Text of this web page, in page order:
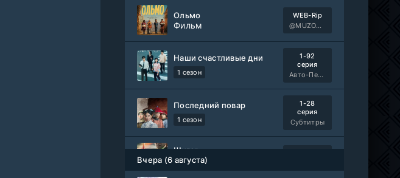
Ольмо
Фильм
WEB-Rip
@MUZOBOZ@
Наши счастливые дни
1 сезон
1-92
серия
Авто-Перевод
Последний повар
1 сезон
1-28
серия
Субтитры
Шугар
1-2 сезон
Вчера (6 августа)